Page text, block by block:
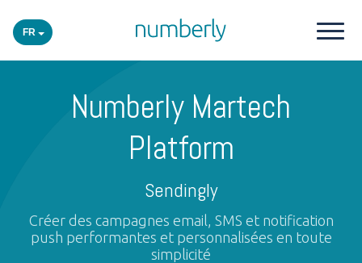
FR
Secteurs
Numberly Martech
Platform
Sendingly
Créer des campagnes email, SMS et notification
push performantes et personnalisées en toute
simplicité